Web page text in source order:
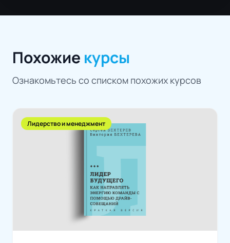
Похожие курсы
Ознакомьтесь со списком похожих курсов
Лидерство и менеджмент